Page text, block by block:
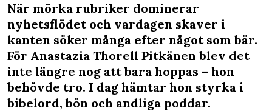
När mörka rubriker dominerar
nyhetsflödet och vardagen skaver i
kanten söker många efter något som bär.
För Anastazia Thorell Pitkänen blev det
inte längre nog att bara hoppas – hon
behövde tro. I dag hämtar hon styrka i
bibelord, bön och andliga poddar.